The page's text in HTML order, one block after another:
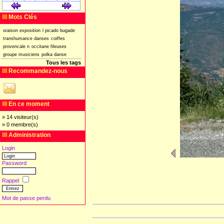
Mots Clés
oraison exposition picado bugade
transhumance danses coiffes
provencale n occitane fileuses
groupe musiciens polka danse
Tous les tags
Recommandez-nous
En ce moment
» 14 visiteur(s)
» 0 membre(s)
Administration
Login
Password
Rappel
Mot de passe perdu